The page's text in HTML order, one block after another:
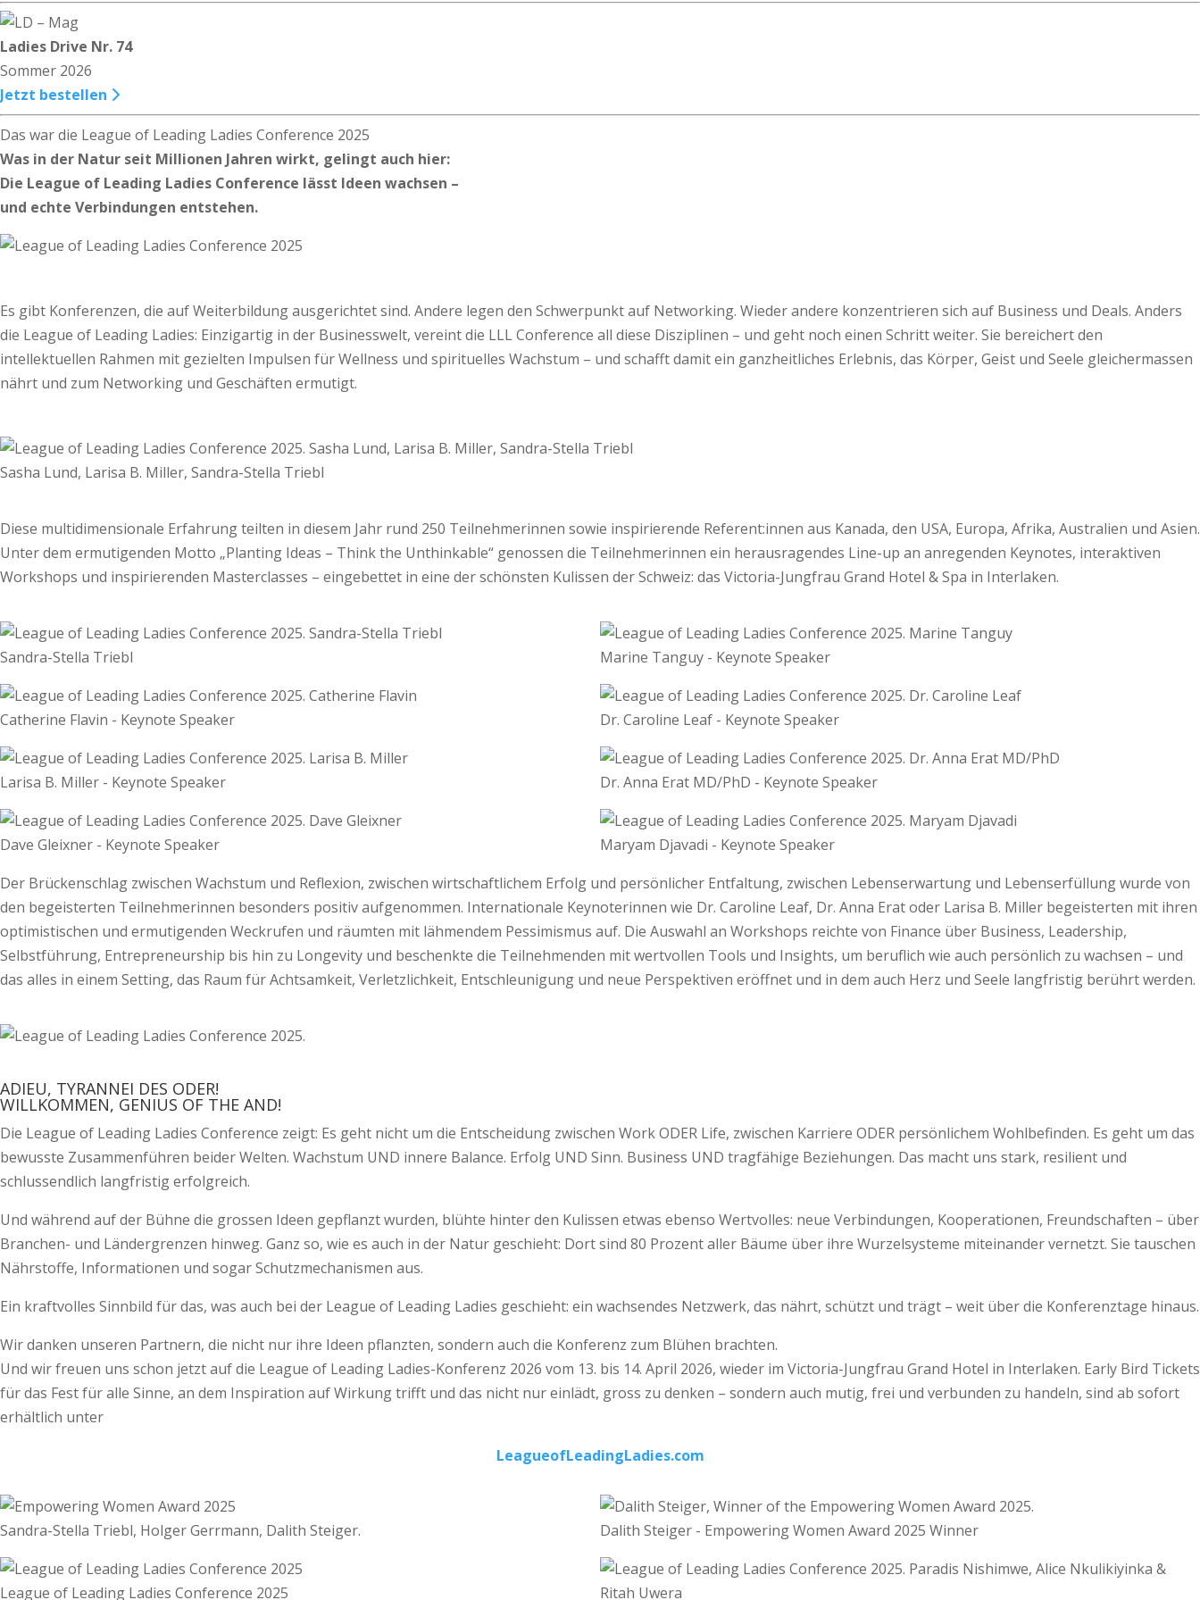
Ladies Drive Nr. 74
Sommer 2026
Jetzt bestellen
Das war die League of Leading Ladies Conference 2025
Was in der Natur seit Millionen Jahren wirkt, gelingt auch hier:
Die League of Leading Ladies Conference lässt Ideen wachsen –
und echte Verbindungen entstehen.
Es gibt Konferenzen, die auf Weiterbildung ausgerichtet sind. Andere legen den Schwerpunkt auf Networking. Wieder andere konzentrieren sich auf Business und Deals. Anders
die League of Leading Ladies: Einzigartig in der Businesswelt, vereint die LLL Conference all diese Disziplinen – und geht noch einen Schritt weiter. Sie bereichert den
intellektuellen Rahmen mit gezielten Impulsen für Wellness und spirituelles Wachstum – und schafft damit ein ganzheitliches Erlebnis, das Körper, Geist und Seele gleichermassen
nährt und zum Networking und Geschäften ermutigt.
Sasha Lund, Larisa B. Miller, Sandra-Stella Triebl
Diese multidimensionale Erfahrung teilten in diesem Jahr rund 250 Teilnehmerinnen sowie inspirierende Referent:innen aus Kanada, den USA, Europa, Afrika, Australien und Asien.
Unter dem ermutigenden Motto „Planting Ideas – Think the Unthinkable“ genossen die Teilnehmerinnen ein herausragendes Line-up an anregenden Keynotes, interaktiven
Workshops und inspirierenden Masterclasses – eingebettet in eine der schönsten Kulissen der Schweiz: das Victoria-Jungfrau Grand Hotel & Spa in Interlaken.
Sandra-Stella Triebl Marine Tanguy - Keynote Speaker
Catherine Flavin - Keynote Speaker Dr. Caroline Leaf - Keynote Speaker
Larisa B. Miller - Keynote Speaker Dr. Anna Erat MD/PhD - Keynote Speaker
Dave Gleixner - Keynote Speaker
Maryam Djavadi - Keynote Speaker
Der Brückenschlag zwischen Wachstum und Reflexion, zwi­schen wirtschaftlichem Erfolg und persönlicher Entfaltung, zwischen Lebenserwartung und Lebenserfüllung wurde von
den begeisterten Teilnehmerinnen besonders positiv aufge­nommen. Internationale Keynoterinnen wie Dr. Caroline Leaf, Dr. Anna Erat oder Larisa B. Miller begeisterten mit ihren
optimistischen und ermutigenden Weckrufen und räumten mit lähmendem Pessimismus auf. Die Auswahl an Workshops reichte von Finance über Business, Leadership,
Selbstführung, Entrepreneurship bis hin zu Longevity und beschenkte die Teilnehmenden mit wertvollen Tools und Insights, um beruflich wie auch persönlich zu wachsen – und
das alles in einem Setting, das Raum für Achtsamkeit, Verletzlichkeit, Entschleunigung und neue Perspektiven eröffnet und in dem auch Herz und Seele langfristig berührt werden.
ADIEU, TYRANNEI DES ODER!
WILLKOMMEN, GENIUS OF THE AND!
Die League of Leading Ladies Conference zeigt: Es geht nicht um die Entscheidung zwischen Work ODER Life, zwischen Karriere ODER persönlichem Wohlbefinden. Es geht um das
bewusste Zusammenführen beider Welten. Wachstum UND innere Balance. Erfolg UND Sinn. Business UND tragfähige Beziehungen. Das macht uns stark, resilient und
schlussendlich langfristig erfolgreich.
Und während auf der Bühne die grossen Ideen gepflanzt wurden, blühte hinter den Kulissen etwas ebenso Wertvolles: neue Verbindungen, Kooperationen, Freundschaften – über
Branchen- und Ländergrenzen hinweg. Ganz so, wie es auch in der Natur geschieht: Dort sind 80 Pro­zent aller Bäume über ihre Wurzelsysteme miteinander vernetzt. Sie tauschen
Nährstoffe, Informationen und sogar Schutzmechanismen aus.
Ein kraftvolles Sinnbild für das, was auch bei der League of Leading Ladies geschieht: ein wachsendes Netzwerk, das nährt, schützt und trägt – weit über die Konferenztage hinaus.
Wir danken unseren Partnern, die nicht nur ihre Ideen pflanzten, sondern auch die Konferenz zum Blühen brachten.
Und wir freuen uns schon jetzt auf die League of Leading Ladies-Konferenz 2026 vom 13. bis 14. April 2026, wieder im Victoria-Jungfrau Grand Hotel in Interlaken. Early Bird Tickets
für das Fest für alle Sinne, an dem Inspiration auf Wirkung trifft und das nicht nur einlädt, gross zu denken – sondern auch mutig, frei und verbunden zu handeln, sind ab sofort
erhältlich unter
LeagueofLeadingLadies.com
Sandra-Stella Triebl, Holger Gerrmann, Dalith Steiger. Dalith Steiger - Empowering Women Award 2025 Winner
League of Leading Ladies Conference 2025